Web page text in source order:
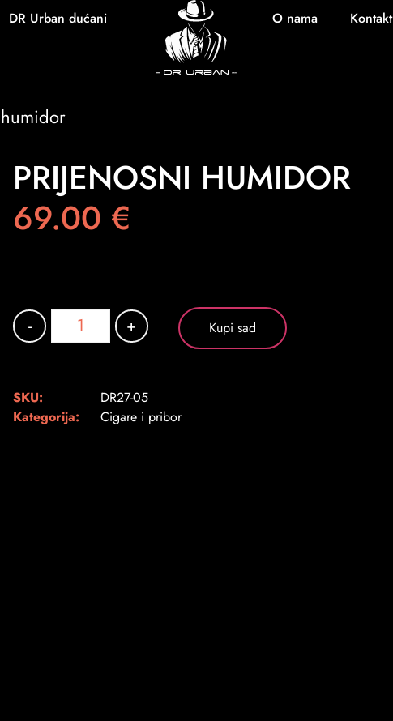
DR Urban dućani O nama Kontakt
PRIJENOSNI HUMIDOR
69.00 €
- + Kupi sad
SKU:
DR27-05
Kategorija:
Cigare i pribor